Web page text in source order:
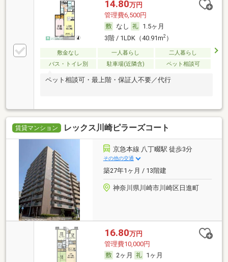
14.80万円
管理費6,500円
なし
1.5ヶ月
3階 / 1LDK（40.91m2）
敷金なし 一人暮らし
二人暮らし
バス・トイレ別
駐車場(近隣含) ペット相談可
ペット相談可・最上階・保証人不要／代行
賃貸マンション レックス川崎ピラーズコート
京急本線 八丁畷駅 徒歩3分
その他の交通
築27年1ヶ月 / 13階建
神奈川県川崎市川崎区日進町
16.80万円
管理費10,000円
2ヶ月
1ヶ月